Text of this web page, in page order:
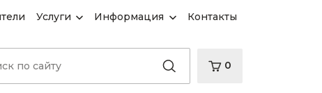
Услуги Информация Контакты
0